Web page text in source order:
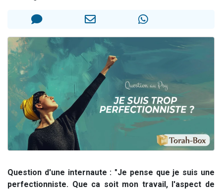
2 nouvelles musiques dans Torah-Box Music
8 personnes viennent de faire un don pour Tsédaka : pauvres d'Israel
Question d'une internaute : "Je pense que je suis une
perfectionniste. Que ca soit mon travail, l'aspect de